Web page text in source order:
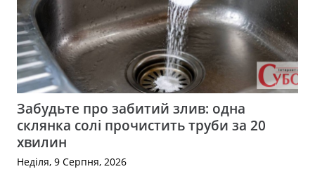
Забудьте про забитий злив: одна
склянка солі прочистить труби за 20
хвилин
Неділя, 9 Серпня, 2026